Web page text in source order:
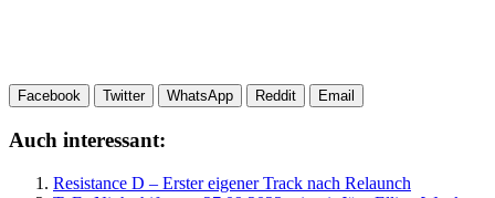
Facebook Twitter WhatsApp Reddit Email
Auch interessant:
Resistance D – Erster eigener Track nach Relaunch